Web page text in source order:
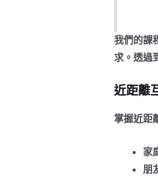
我們的課
求。透過
近距離
掌握近距
家
朋